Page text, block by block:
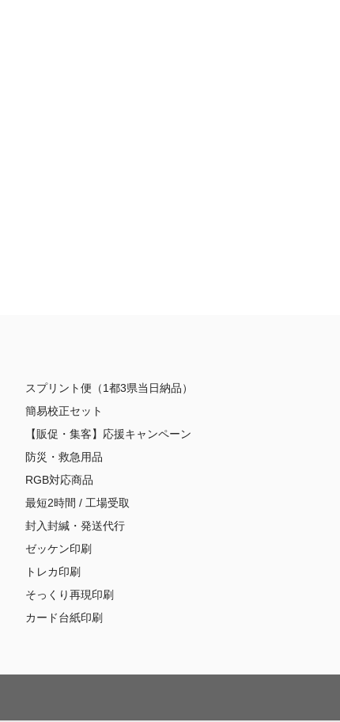
スプリント便（1都3県当日納品）
簡易校正セット
【販促・集客】応援キャンペーン
防災・救急用品
RGB対応商品
最短2時間 / 工場受取
封入封緘・発送代行
ゼッケン印刷
トレカ印刷
そっくり再現印刷
カード台紙印刷